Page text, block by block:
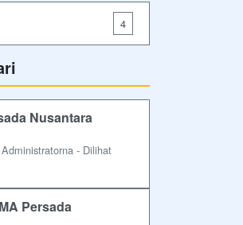
4
Nusantara
- Dilihat
Persada